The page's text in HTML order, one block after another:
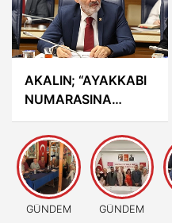
AKALIN; “AYAKKABI
NUMARASINA
KADAR
BİLİYORDUNUZ,
ADRESİNİ Mİ
UNUTTUNUZ?”
GÜNDEM GÜNDEM